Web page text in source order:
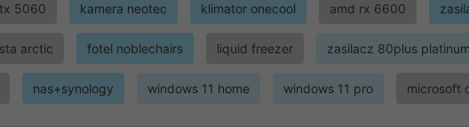
5060 kamera neotec klimator onecool amd rx 6600
arctic fotel noblechairs liquid freezer zasilacz 80plus platinum
nas+synology windows 11 home windows 11 pro microsoft